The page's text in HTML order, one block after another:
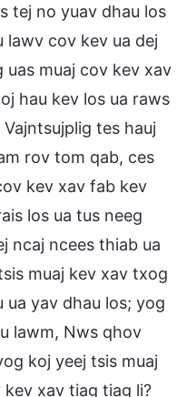
tej no yuav dhau los
lawv cov kev ua dej
uas muaj cov kev xav
hau kev los ua raws
tes hauj
rov tom qab, ces
kev xav fab kev
los ua tus neeg
ncaj ncees thiab ua
muaj kev xav txog
yav dhau los; yog
lawm, Nws qhov
koj yeej tsis muaj
xav tiag tiag li?